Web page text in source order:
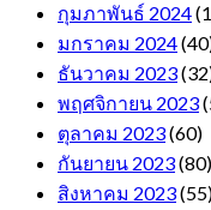
กุมภาพันธ์ 2024
มกราคม 2024
ธันวาคม 2023
พฤศจิกายน 2023
ตุลาคม 2023(60)
กันยายน 2023(80)
สิงหาคม 2023